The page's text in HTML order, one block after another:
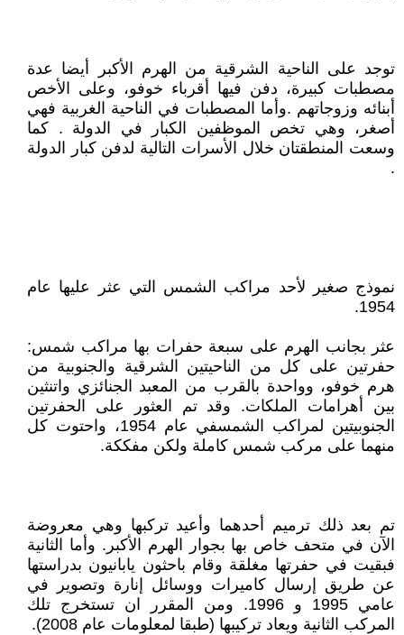
توجد على الناحية الشرقية من الهرم الأكبر أيضا عدة
مصطبات كبيرة، دفن فيها أقرباء خوفو، وعلى الأخص
أبنائه وزوجاتهم .وأما المصطبات في الناحية الغربية فهي
أصغر، وهي تخص الموظفين الكبار في الدولة . كما
وسعت المنطقتان خلال الأسرات التالية لدفن كبار الدولة
.
نموذج صغير لأحد مراكب الشمس التي عثر عليها عام
1954.
عثر بجانب الهرم على سبعة حفرات بها مراكب شمس:
حفرتين على كل من الناحيتين الشرقية والجنوبية من
هرم خوفو، وواحدة بالقرب من المعبد الجنائزي واتنثين
بين أهرامات الملكات. وقد تم العثور على الحفرتين
الجنوبيتين لمراكب الشمسفي عام 1954، واحتوت كل
منهما على مركب شمس كاملة ولكن مفككة.
تم بعد ذلك ترميم أحدهما وأعيد تركبها وهي معروضة
الآن في متحف خاص بها بجوار الهرم الأكبر. وأما الثانية
فبقيت في حفرتها مغلقة وقام باحثون يابانيون بدراستها
عن طريق إرسال كاميرات ووسائل إنارة وتصوير في
عامي 1995 و 1996. ومن المقرر ان تستخرج تلك
المركب الثانية ويعاد تركيبها (طبقا لمعلومات عام 2008).